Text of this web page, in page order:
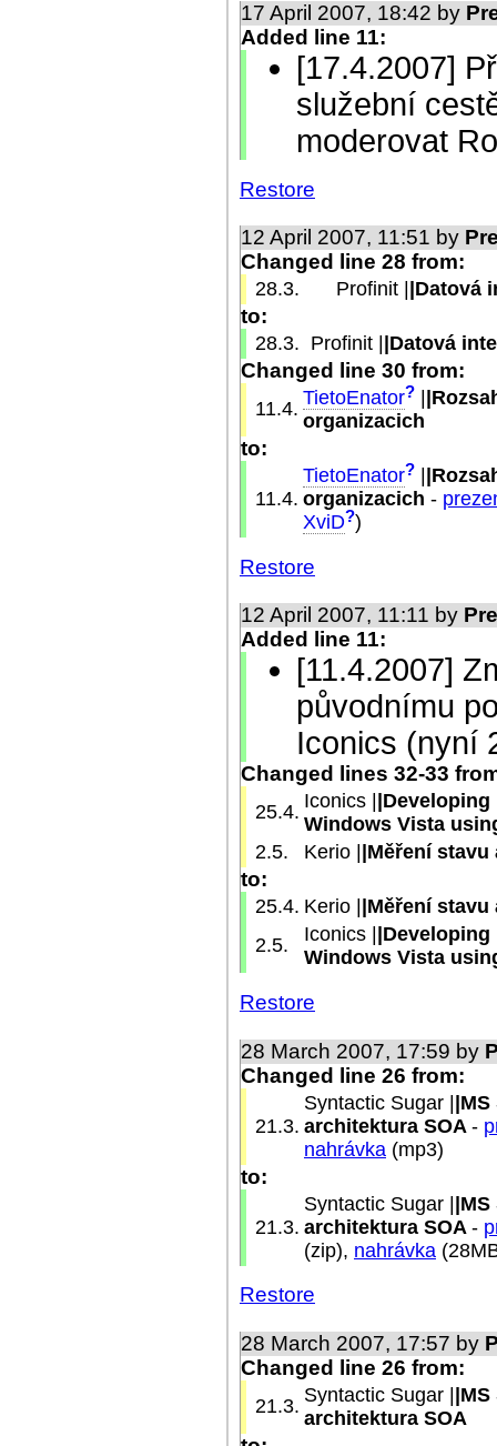
17 April 2007, 18:42 by
Added line 11:
[17.4.2007]
služební
moderovat
Restore
12 April 2007, 11:51 by
Changed line 28 from:
28.3. Profinit | |Datová
to:
28.3. Profinit | |Datová
Changed line 30 from:
11.4. TietoEnator?
organizacich
to:
11.4.
TietoEnator?
organizacich -
XviD?)
Restore
12 April 2007, 11:11 by
Added line 11:
[11.4.2007]
původnímu
Iconics (nyní
Changed lines 32-33
25.4. Iconics |
Windows Vista
2.5.
Kerio | |Měření
to:
25.4. Kerio |
|Měření
2.5.
Iconics |
Windows Vista
Restore
28 March 2007, 17:59 by
Changed line 26 from:
21.3.
Syntactic Sugar ||MS
architektura SOA -
nahrávka (mp3)
to:
21.3.
Syntactic Sugar ||MS
architektura SOA -
(zip), nahrávka
Restore
28 March 2007, 17:57 by
Changed line 26 from:
21.3. Syntactic Sugar ||MS
architektura SOA